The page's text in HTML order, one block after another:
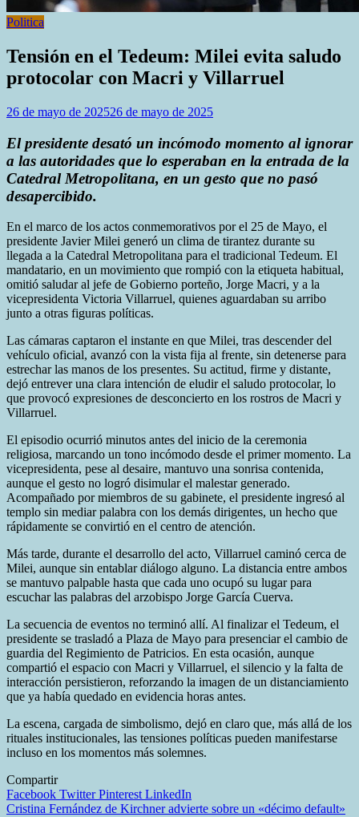
Politica
Tensión en el Tedeum: Milei evita saludo
protocolar con Macri y Villarruel
26 de mayo de 202526 de mayo de 2025
El presidente desató un incómodo momento al ignorar
a las autoridades que lo esperaban en la entrada de la
Catedral Metropolitana, en un gesto que no pasó
desapercibido.
En el marco de los actos conmemorativos por el 25 de Mayo, el
presidente Javier Milei generó un clima de tirantez durante su
llegada a la Catedral Metropolitana para el tradicional Tedeum. El
mandatario, en un movimiento que rompió con la etiqueta habitual,
omitió saludar al jefe de Gobierno porteño, Jorge Macri, y a la
vicepresidenta Victoria Villarruel, quienes aguardaban su arribo
junto a otras figuras políticas.
Las cámaras captaron el instante en que Milei, tras descender del
vehículo oficial, avanzó con la vista fija al frente, sin detenerse para
estrechar las manos de los presentes. Su actitud, firme y distante,
dejó entrever una clara intención de eludir el saludo protocolar, lo
que provocó expresiones de desconcierto en los rostros de Macri y
Villarruel.
El episodio ocurrió minutos antes del inicio de la ceremonia
religiosa, marcando un tono incómodo desde el primer momento. La
vicepresidenta, pese al desaire, mantuvo una sonrisa contenida,
aunque el gesto no logró disimular el malestar generado.
Acompañado por miembros de su gabinete, el presidente ingresó al
templo sin mediar palabra con los demás dirigentes, un hecho que
rápidamente se convirtió en el centro de atención.
Más tarde, durante el desarrollo del acto, Villarruel caminó cerca de
Milei, aunque sin entablar diálogo alguno. La distancia entre ambos
se mantuvo palpable hasta que cada uno ocupó su lugar para
escuchar las palabras del arzobispo Jorge García Cuerva.
La secuencia de eventos no terminó allí. Al finalizar el Tedeum, el
presidente se trasladó a Plaza de Mayo para presenciar el cambio de
guardia del Regimiento de Patricios. En esta ocasión, aunque
compartió el espacio con Macri y Villarruel, el silencio y la falta de
interacción persistieron, reforzando la imagen de un distanciamiento
que ya había quedado en evidencia horas antes.
La escena, cargada de simbolismo, dejó en claro que, más allá de los
rituales institucionales, las tensiones políticas pueden manifestarse
incluso en los momentos más solemnes.
Compartir
Facebook TwitterPinterest LinkedIn
Navegación
Cristina Fernández de Kirchner advierte sobre un «décimo default»